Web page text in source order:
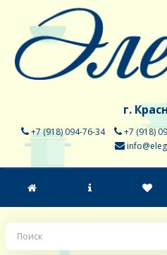
г.
+7 (918) 094-76-34 +7 (918)